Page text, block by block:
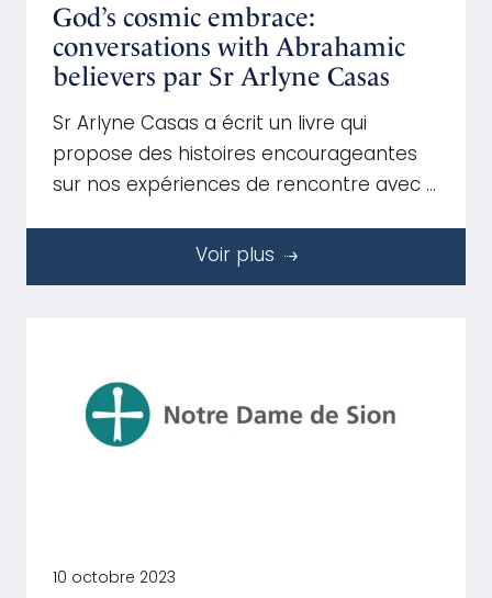
God’s cosmic embrace:
conversations with Abrahamic
believers par Sr Arlyne Casas
Sr Arlyne Casas a écrit un livre qui
propose des histoires encourageantes
sur nos expériences de rencontre avec …
Voir plus
10 octobre 2023